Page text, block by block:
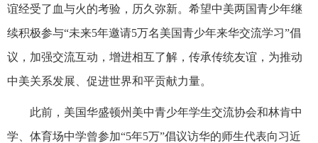
谊经受了血与火的考验，历久弥新。希望中美两国青少年继
续积极参与“未来5年邀请5万名美国青少年来华交流学习”倡
议，加强交流互动，增进相互了解，传承传统友谊，为推动
中美关系发展、促进世界和平贡献力量。
此前，美国华盛顿州美中青少年学生交流协会和林肯中
学、体育场中学曾参加“5年5万”倡议访华的师生代表向习近